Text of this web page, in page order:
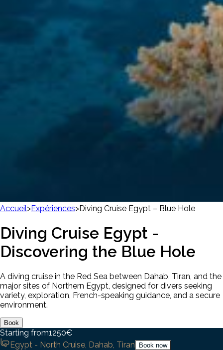
Accueil>Expériences>Diving Cruise Egypt – Blue Hole
Diving Cruise Egypt -
Discovering the Blue Hole
A diving cruise in the Red Sea between Dahab, Tiran, and the
major sites of Northern Egypt, designed for divers seeking
variety, exploration, French-speaking guidance, and a secure
environment.
Book
Starting from1250€
Egypt - North Cruise, Dahab, Tiran
Book now